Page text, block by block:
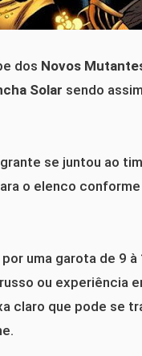
dos Novos
Solar sendo
se juntou ao
o elenco
uma garota de 9
ou experiência
claro que pode se